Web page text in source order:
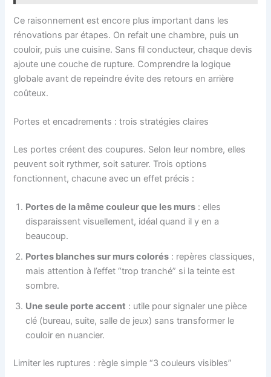
Ce raisonnement est encore plus important dans les
rénovations par étapes. On refait une chambre, puis un
couloir, puis une cuisine. Sans fil conducteur, chaque devis
ajoute une couche de rupture. Comprendre la logique
globale avant de repeindre évite des retours en arrière
coûteux.
Portes et encadrements : trois stratégies claires
Les portes créent des coupures. Selon leur nombre, elles
peuvent soit rythmer, soit saturer. Trois options
fonctionnent, chacune avec un effet précis :
Portes de la même couleur que les murs : elles
disparaissent visuellement, idéal quand il y en a
beaucoup.
Portes blanches sur murs colorés : repères classiques,
mais attention à l’effet “trop tranché” si la teinte est
sombre.
Une seule porte accent : utile pour signaler une pièce
clé (bureau, suite, salle de jeux) sans transformer le
couloir en nuancier.
Limiter les ruptures : règle simple “3 couleurs visibles”